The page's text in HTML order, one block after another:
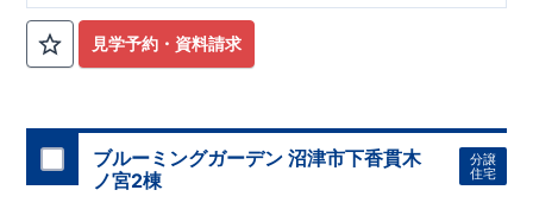
見学予約・資料請求
ブルーミングガーデン 沼津市下香貫木
ノ宮2棟
分譲
住宅